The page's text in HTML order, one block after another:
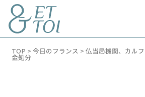
TOP > 今日のフランス > 仏当局機関、カル
金処分